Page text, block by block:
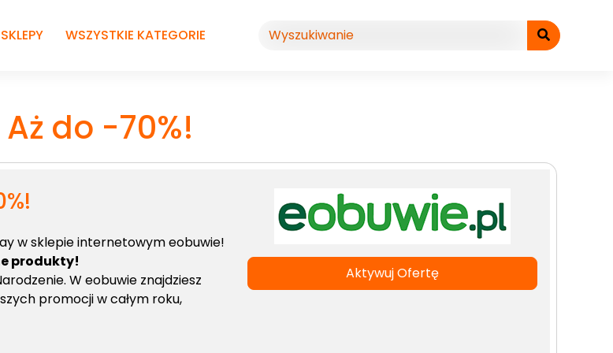
WSZYSTKIE KATEGORIE
do -70%!
w sklepie internetowym eobuwie!
produkty!
W eobuwie znajdziesz
promocji w całym roku,
Aktywuj Ofertę